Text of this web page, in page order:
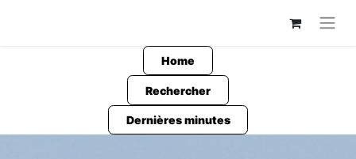
Home
Rechercher
Dernières minutes